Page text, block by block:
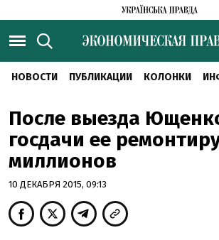
НОВОСТИ ПУБЛИКАЦИИ КОЛОНКИ
После выезда
госдачи ее
миллионов
10 ДЕКАБРЯ 2015, 09:13